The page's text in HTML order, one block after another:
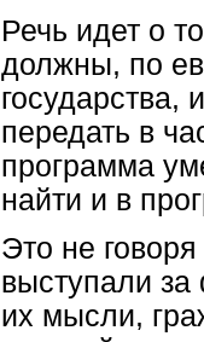
Речь идет о
должны, по
государства,
передать в
программа
найти и в
Это не
выступали
их мысли,